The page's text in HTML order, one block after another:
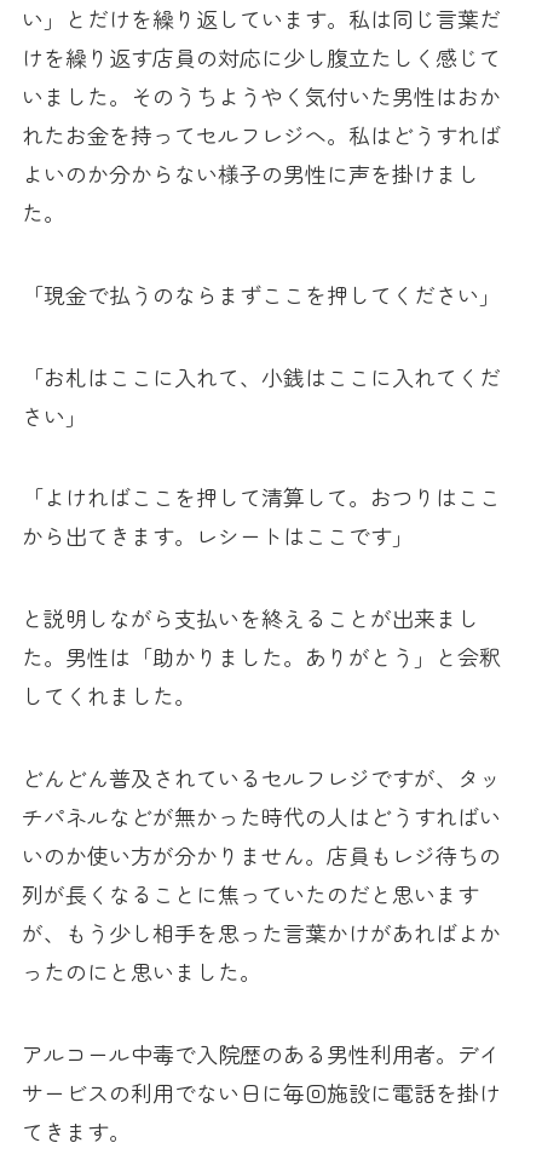
い」とだけを繰り返しています。私は同じ言葉だ
けを繰り返す店員の対応に少し腹立たしく感じて
いました。そのうちようやく気付いた男性はおか
れたお金を持ってセルフレジへ。私はどうすれば
よいのか分からない様子の男性に声を掛けまし
た。
「現金で払うのならまずここを押してください」
「お札はここに入れて、小銭はここに入れてくだ
さい」
「よければここを押して清算して。おつりはここ
から出てきます。レシートはここです」
と説明しながら支払いを終えることが出来まし
た。男性は「助かりました。ありがとう」と会釈
してくれました。
どんどん普及されているセルフレジですが、タッ
チパネルなどが無かった時代の人はどうすればい
いのか使い方が分かりません。店員もレジ待ちの
列が長くなることに焦っていたのだと思います
が、もう少し相手を思った言葉かけがあればよか
ったのにと思いました。
アルコール中毒で入院歴のある男性利用者。デイ
サービスの利用でない日に毎回施設に電話を掛け
てきます。